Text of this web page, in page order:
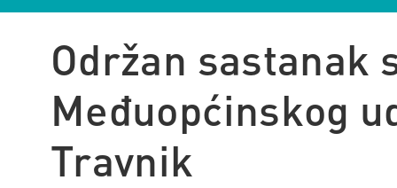
Održan
Međuopćinskog
Travnik